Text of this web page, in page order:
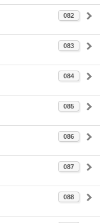
082
083
084
085
086
087
088